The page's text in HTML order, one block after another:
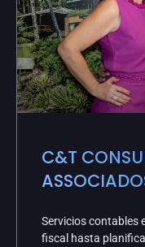
C&T
Servicios contables
fiscal hasta